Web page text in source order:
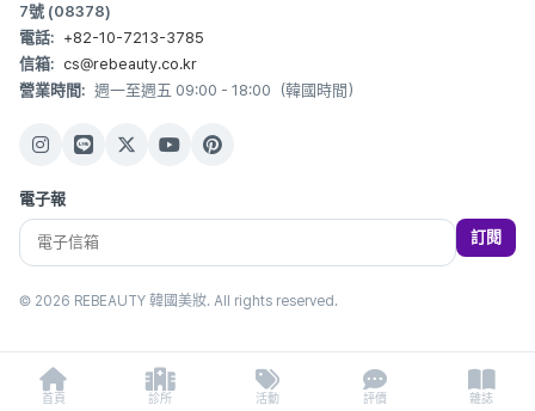
7號 (08378)
電話: +82-10-7213-3785
信箱: cs@rebeauty.co.kr
營業時間: 週一至週五 09:00 - 18:00（韓國時間）
電子報
訂閱
© 2026 REBEAUTY 韓國美妝. All rights reserved.
首頁 診所 活動 評價 雜誌